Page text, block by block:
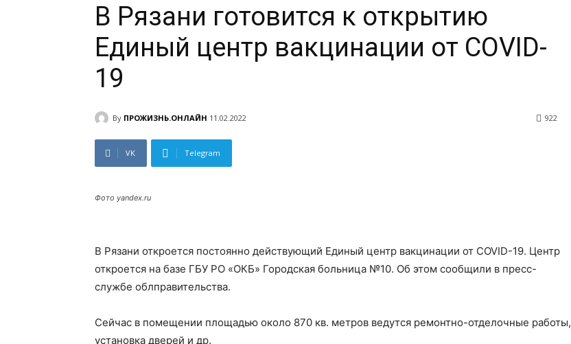
В Рязани готовится к открытию
Единый центр вакцинации от COVID-
19
By ПРОЖИЗНЬ.ОНЛАЙН 11.02.2022 922
VK Telegram
Фото yandex.ru
В Рязани откроется постоянно действующий Единый центр вакцинации от COVID-19. Центр
откроется на базе ГБУ РО «ОКБ» Городская больница №10. Об этом сообщили в пресс-
службе облправительства.
Сейчас в помещении площадью около 870 кв. метров ведутся ремонтно-отделочные работы,
установка дверей и др.